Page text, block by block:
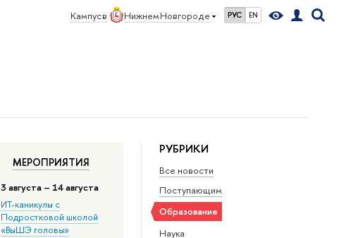
Кампус в Нижнем Новгороде РУС EN
РУБРИКИ
Все новости
Поступающим
Образование
Наука
МЕРОПРИЯТИЯ
3 августа – 14 августа
ИТ-каникулы с
Подростковой школой
«ВыШЭ головы»